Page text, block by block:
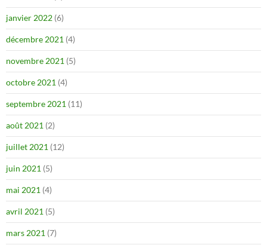
janvier 2022 (6)
décembre 2021 (4)
novembre 2021 (5)
octobre 2021 (4)
septembre 2021 (11)
août 2021 (2)
juillet 2021 (12)
juin 2021 (5)
mai 2021 (4)
avril 2021 (5)
mars 2021 (7)